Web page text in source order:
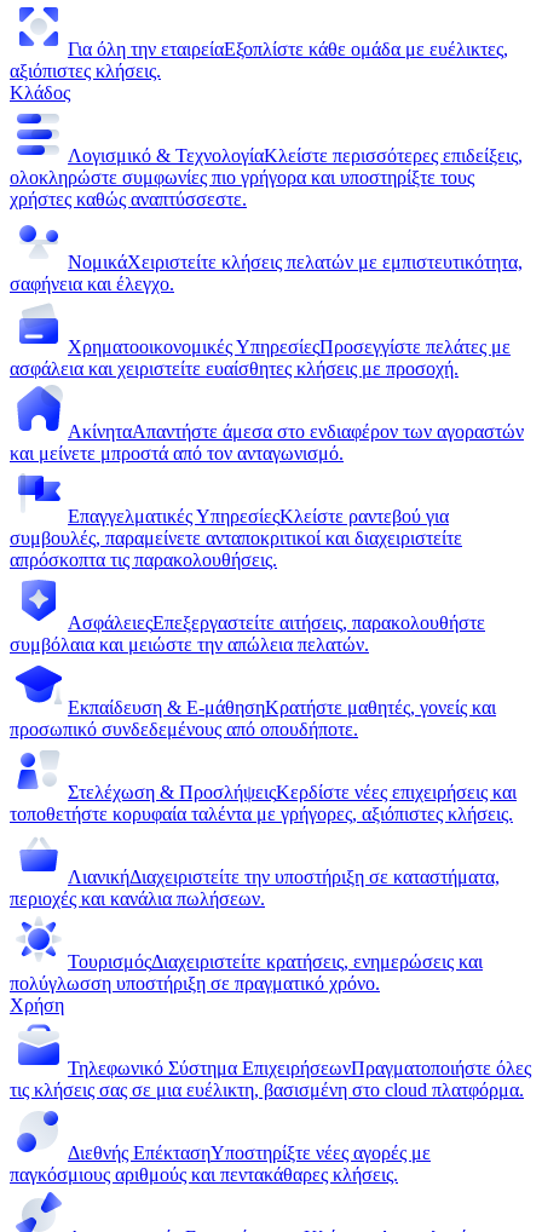
Για όλη την εταιρείαΕξοπλίστε κάθε ομάδα με ευέλικτες,
αξιόπιστες κλήσεις.
Κλάδος
Λογισμικό & ΤεχνολογίαΚλείστε περισσότερες επιδείξεις,
ολοκληρώστε συμφωνίες πιο γρήγορα και υποστηρίξτε τους
χρήστες καθώς αναπτύσσεστε.
ΝομικάΧειριστείτε κλήσεις πελατών με εμπιστευτικότητα,
σαφήνεια και έλεγχο.
Χρηματοοικονομικές ΥπηρεσίεςΠροσεγγίστε πελάτες με
ασφάλεια και χειριστείτε ευαίσθητες κλήσεις με προσοχή.
ΑκίνηταΑπαντήστε άμεσα στο ενδιαφέρον των αγοραστών
και μείνετε μπροστά από τον ανταγωνισμό.
Επαγγελματικές ΥπηρεσίεςΚλείστε ραντεβού για
συμβουλές, παραμείνετε ανταποκριτικοί και διαχειριστείτε
απρόσκοπτα τις παρακολουθήσεις.
ΑσφάλειεςΕπεξεργαστείτε αιτήσεις, παρακολουθήστε
συμβόλαια και μειώστε την απώλεια πελατών.
Εκπαίδευση & E-μάθησηΚρατήστε μαθητές, γονείς και
προσωπικό συνδεδεμένους από οπουδήποτε.
Στελέχωση & ΠροσλήψειςΚερδίστε νέες επιχειρήσεις και
τοποθετήστε κορυφαία ταλέντα με γρήγορες, αξιόπιστες κλήσεις.
ΛιανικήΔιαχειριστείτε την υποστήριξη σε καταστήματα,
περιοχές και κανάλια πωλήσεων.
ΤουρισμόςΔιαχειριστείτε κρατήσεις, ενημερώσεις και
πολύγλωσση υποστήριξη σε πραγματικό χρόνο.
Χρήση
Τηλεφωνικό Σύστημα ΕπιχειρήσεωνΠραγματοποιήστε όλες
τις κλήσεις σας σε μια ευέλικτη, βασισμένη στο cloud πλατφόρμα.
Διεθνής ΕπέκτασηΥποστηρίξτε νέες αγορές με
παγκόσμιους αριθμούς και πεντακάθαρες κλήσεις.